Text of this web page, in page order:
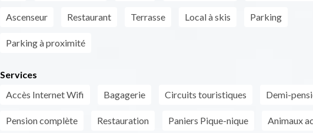
Ascenseur Restaurant Terrasse Local à skis Parking
Parking à proximité
Services
Accès Internet Wifi
Bagagerie Circuits touristiques Demi-
Pension complète Restauration Paniers Pique-nique Animaux